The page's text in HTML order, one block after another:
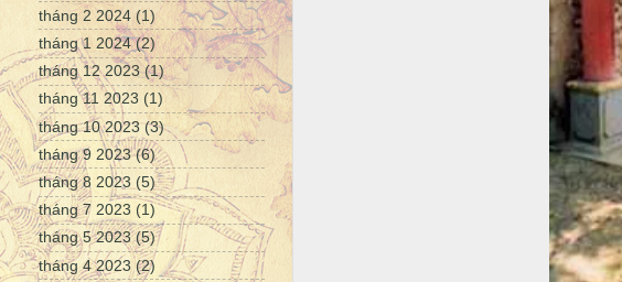
tháng 2 2024 (1)
tháng 1 2024(2)
tháng 12 2023(1)
tháng 11 2023 (1)
tháng 10 2023(3)
tháng 9 2023(6)
tháng 8 2023 (5)
tháng 7 2023 (1)
tháng 5 2023(5)
tháng 4 2023(2)